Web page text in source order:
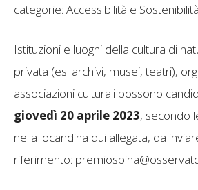
categorie: Accessibilità e
Istituzioni e luoghi della cultura di
privata (es. archivi, musei, teatri),
associazioni culturali possono
giovedì 20 aprile 2023, secondo
nella locandina qui allegata, da
riferimento: